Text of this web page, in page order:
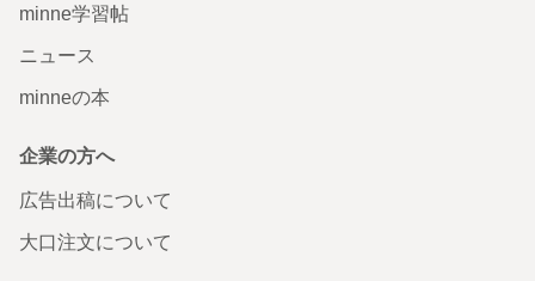
minne学習帖
ニュース
minneの本
企業の方へ
広告出稿について
大口注文について